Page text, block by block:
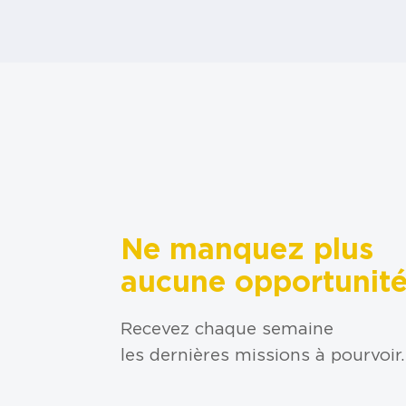
Ne manquez plus
aucune
Recevez chaque semaine
les dernières missions à pourvoir.